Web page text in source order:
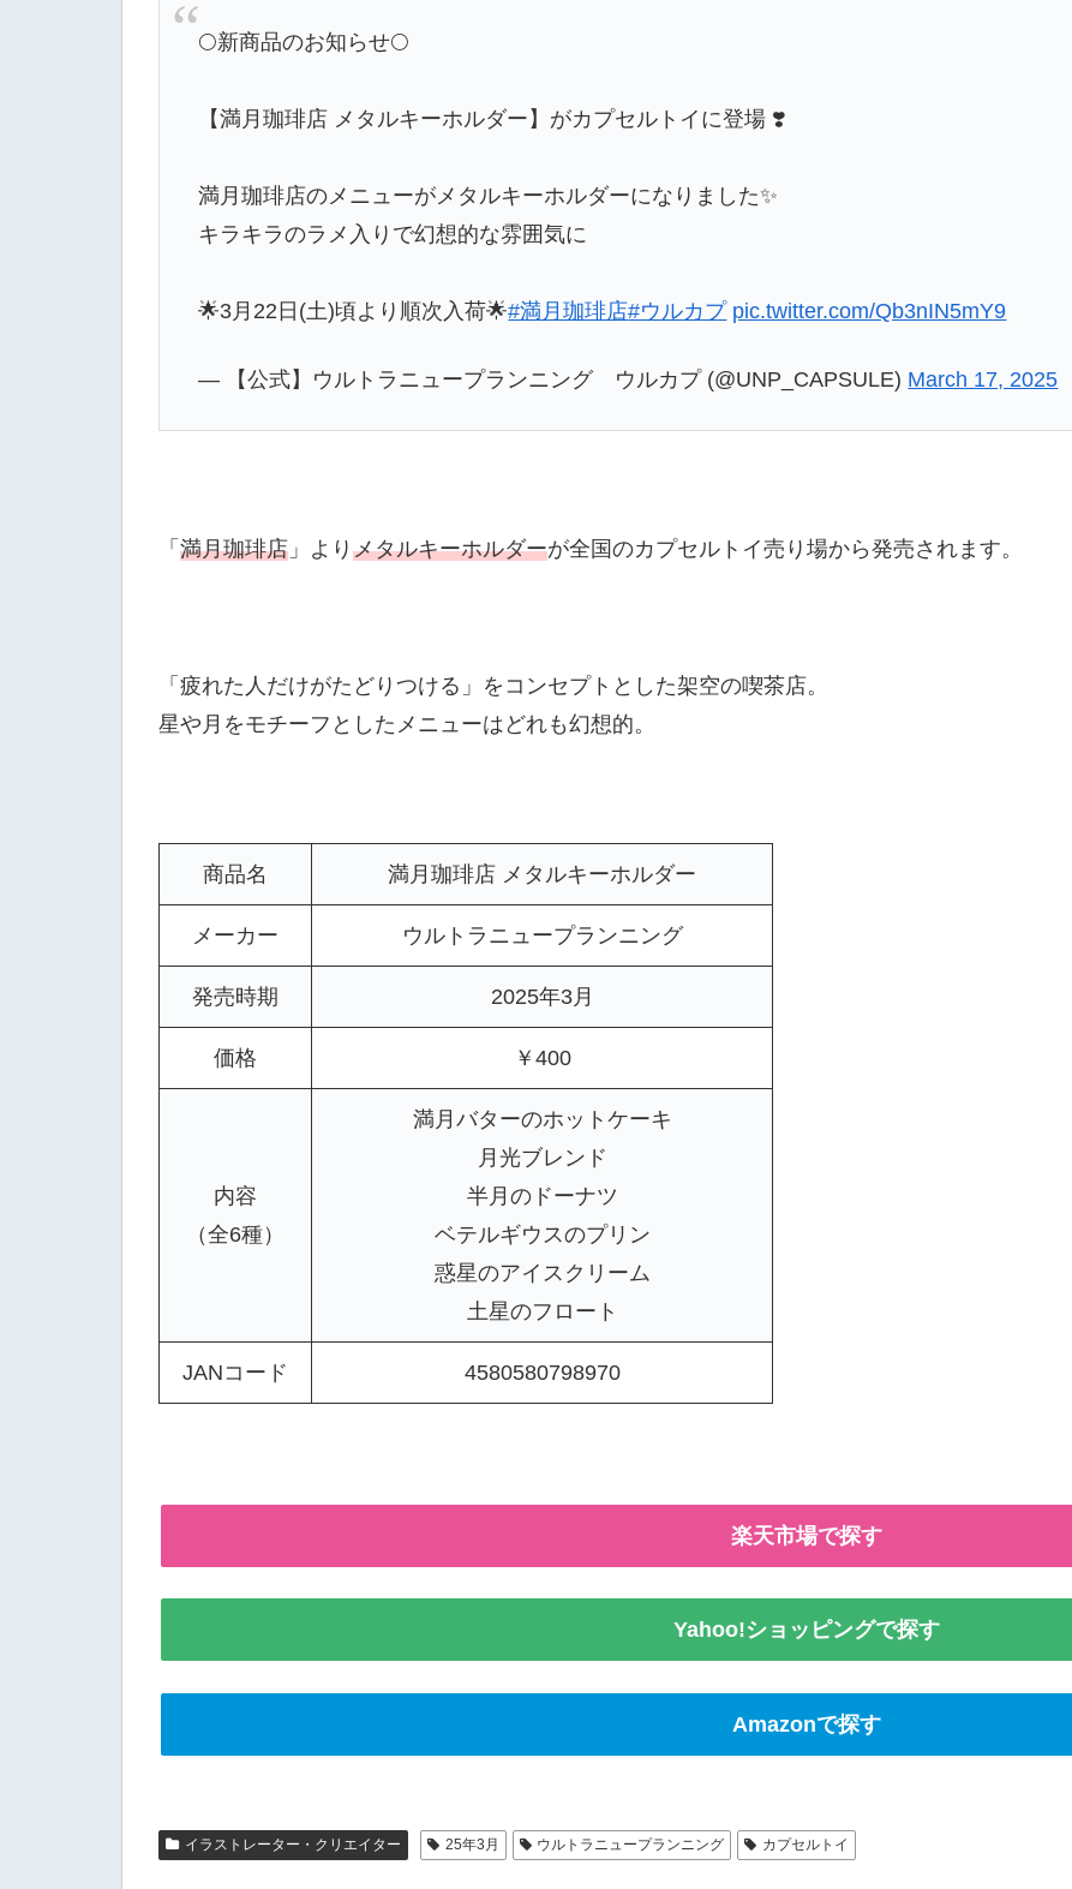
🌕新商品のお知らせ🌕
【満月珈琲店 メタルキーホルダー】がカプセルトイに登場 ❣️
満月珈琲店のメニューがメタルキーホルダーになりました✨
キラキラのラメ入りで幻想的な雰囲気に
🌟3月22日(土)頃より順次入荷🌟#満月珈琲店#ウルカプ pic.twitter.com/Qb3nIN5mY9
— 【公式】ウルトラニュープランニング ウルカプ (@UNP_CAPSULE) March 17, 2025
「 満月珈琲店 」より メタルキーホルダーが全国のカプセルトイ売り場から発売されます。
「疲れた人だけがたどりつける」をコンセプトとした架空の喫茶店。
星や月をモチーフとしたメニューはどれも幻想的。
商品名 満月珈琲店 メタルキーホルダー
メーカー ウルトラニュープランニング
発売時期 2025年3月
価格 ￥400
内容
（全6種）
満月バターのホットケーキ
月光ブレンド
半月のドーナツ
ベテルギウスのプリン
惑星のアイスクリーム
土星のフロート
JANコード 4580580798970
楽天市場で探す
Yahoo!ショッピングで探す
Amazonで探す
イラストレーター・クリエイター 25年3月 ウルトラニュープランニング カプセルトイ